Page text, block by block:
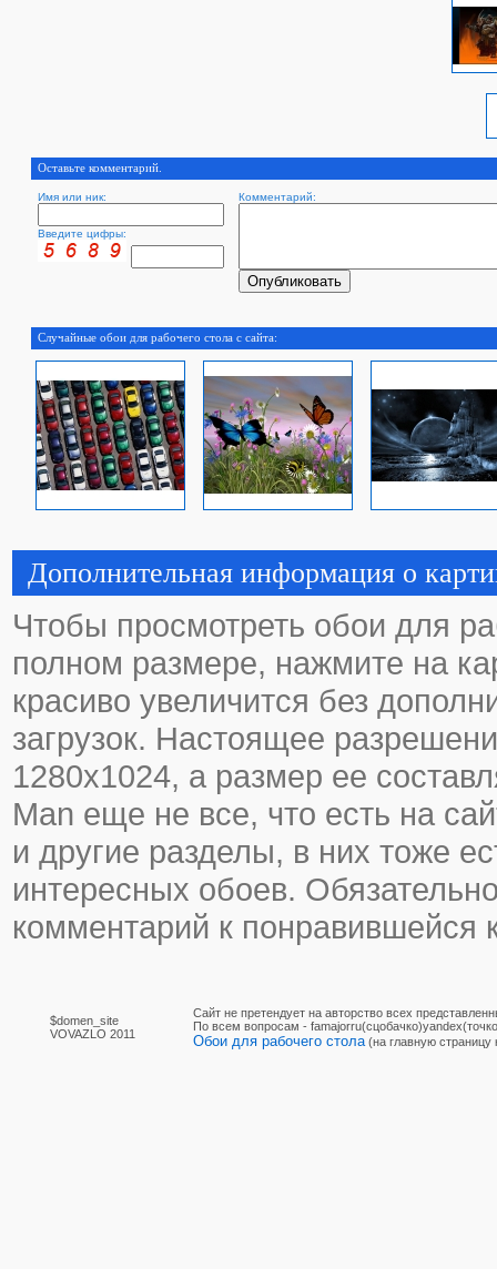
Оставьте комментарий.
Имя или ник: Комментарий:
Введите цифры:
Случайные обои для рабочего стола с сайта:
Дополнительная информация о
Чтобы просмотреть обои для
полном размере, нажмите на
красиво увеличится без
загрузок. Настоящее
1280х1024, а размер ее
Man еще не все, что есть на
и другие разделы, в них тоже
интересных обоев.
комментарий к понравившейся
$domen_site
VOVAZLO 2011
Сайт не претендует на авторство всех
По вcем вопросам -
Обои для рабочего стола (на главную страницу